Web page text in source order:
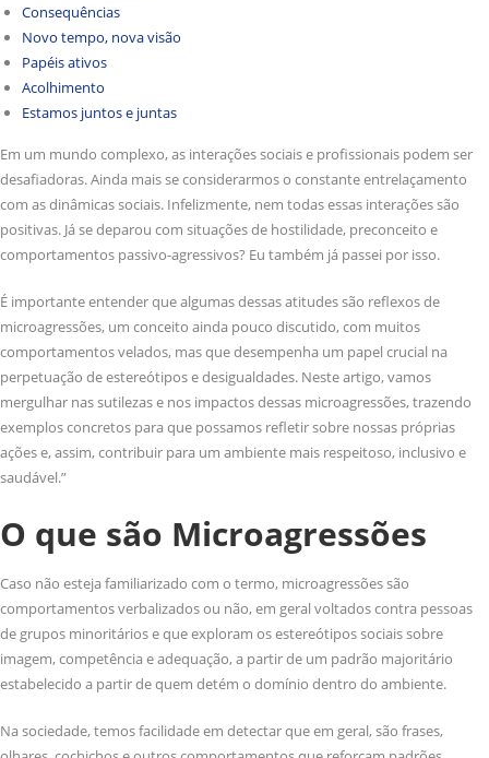
Consequências
Novo tempo, nova visão
Papéis ativos
Acolhimento
Estamos juntos e juntas
Em um mundo complexo, as interações sociais e profissionais podem ser
desafiadoras. Ainda mais se considerarmos o constante entrelaçamento
com as dinâmicas sociais. Infelizmente, nem todas essas interações são
positivas. Já se deparou com situações de hostilidade, preconceito e
comportamentos passivo-agressivos? Eu também já passei por isso.
É importante entender que algumas dessas atitudes são reflexos de
microagressões, um conceito ainda pouco discutido, com muitos
comportamentos velados, mas que desempenha um papel crucial na
perpetuação de estereótipos e desigualdades. Neste artigo, vamos
mergulhar nas sutilezas e nos impactos dessas microagressões, trazendo
exemplos concretos para que possamos refletir sobre nossas próprias
ações e, assim, contribuir para um ambiente mais respeitoso, inclusivo e
saudável.”
O que são Microagressões
Caso não esteja familiarizado com o termo, microagressões são
comportamentos verbalizados ou não, em geral voltados contra pessoas
de grupos minoritários e que exploram os estereótipos sociais sobre
imagem, competência e adequação, a partir de um padrão majoritário
estabelecido a partir de quem detém o domínio dentro do ambiente.
Na sociedade, temos facilidade em detectar que em geral, são frases,